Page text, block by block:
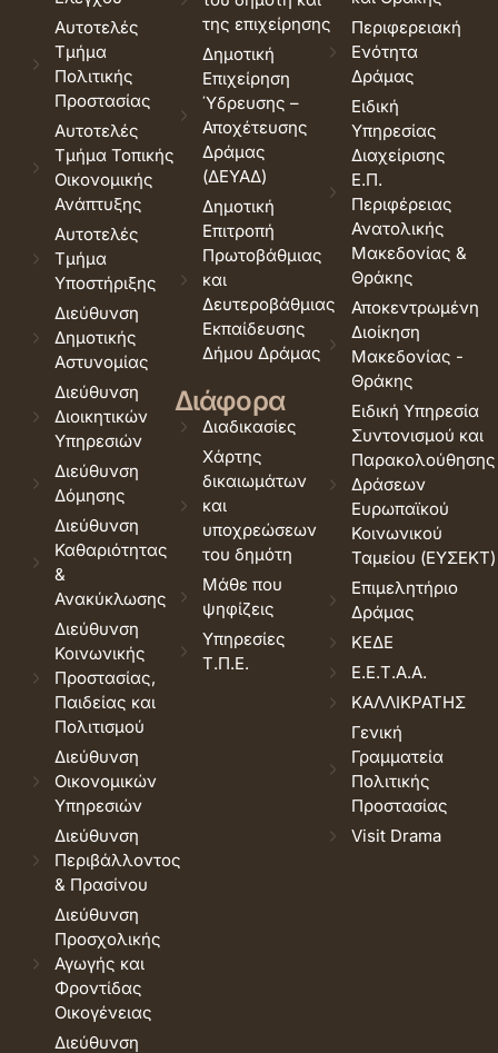
Αυτοτελές
Τμήμα
Πολιτικής
Προστασίας
Αυτοτελές
Τμήμα Τοπικής
Οικονομικής
Ανάπτυξης
Αυτοτελές
Τμήμα
Υποστήριξης
Διεύθυνση
Δημοτικής
Αστυνομίας
Διεύθυνση
Διοικητικών
Υπηρεσιών
Διεύθυνση
Δόμησης
Διεύθυνση
Καθαριότητας
&
Ανακύκλωσης
Διεύθυνση
Κοινωνικής
Προστασίας,
Παιδείας και
Πολιτισμού
Διεύθυνση
Οικονομικών
Υπηρεσιών
Διεύθυνση
Περιβάλλοντος
& Πρασίνου
Διεύθυνση
Προσχολικής
Αγωγής και
Φροντίδας
Οικογένειας
Διεύθυνση
της επιχείρησης
Δημοτική
Επιχείρηση
Ύδρευσης –
Αποχέτευσης
Δράμας
(ΔΕΥΑΔ)
Δημοτική
Επιτροπή
Πρωτοβάθμιας
και
Δευτεροβάθμιας
Εκπαίδευσης
Δήμου Δράμας
Διάφορα
Διαδικασίες
Χάρτης
δικαιωμάτων
και
υποχρεώσεων
του δημότη
Μάθε που
ψηφίζεις
Υπηρεσίες
Τ.Π.Ε.
Περιφερειακή
Ενότητα
Δράμας
Ειδική
Υπηρεσίας
Διαχείρισης
Ε.Π.
Περιφέρειας
Ανατολικής
Μακεδονίας &
Θράκης
Αποκεντρωμένη
Διοίκηση
Μακεδονίας -
Θράκης
Ειδική Υπηρεσία
Συντονισμού και
Παρακολούθησης
Δράσεων
Ευρωπαϊκού
Κοινωνικού
Ταμείου (ΕΥΣΕΚΤ)
Επιμελητήριο
Δράμας
ΚΕΔΕ
Ε.Ε.Τ.Α.Α.
ΚΑΛΛΙΚΡΑΤΗΣ
Γενική
Γραμματεία
Πολιτικής
Προστασίας
Visit Drama